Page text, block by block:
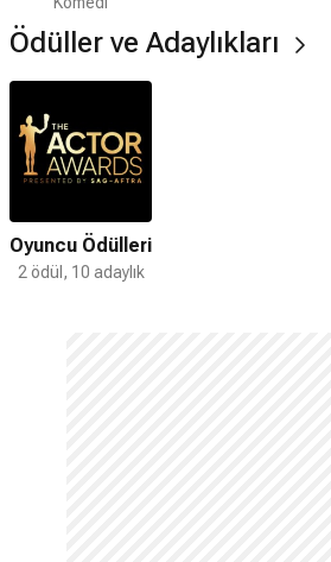
Ödüller ve Adaylıkları
Oyuncu Ödülleri
2 ödül, 10 adaylık